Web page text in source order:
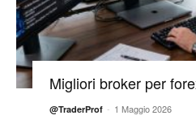
Migliori broker per
@TraderProf - 1 Maggio 2026